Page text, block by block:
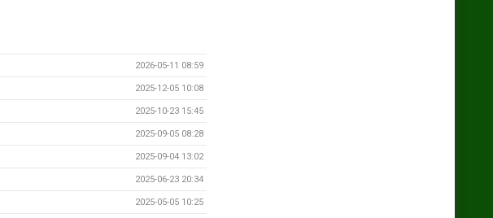
2026-05-11 08:59
2025-12-05 10:08
2025-10-23 15:45
2025-09-05 08:28
2025-09-04 13:02
2025-06-23 20:34
2025-05-05 10:25